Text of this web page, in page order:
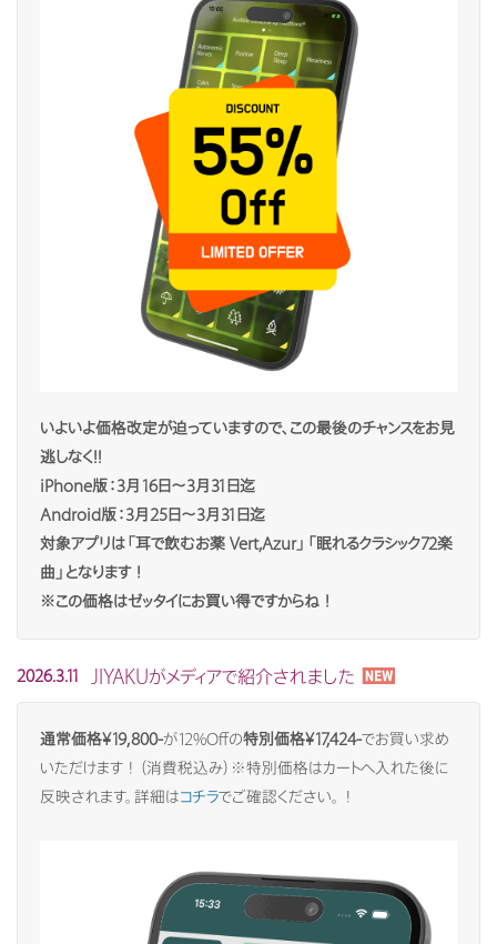
いよいよ価格改定が迫っていますので、この最後のチャンスをお見
逃しなく!!
iPhone版：3月16日〜3月31日迄
Android版：3月25日〜3月31日迄
対象アプリは「耳で飲むお薬 Vert,Azur」「眠れるクラシック72楽
曲」となります！
※この価格はゼッタイにお買い得ですからね！
2026.3.11 JIYAKUがメディアで紹介されました
通常価格¥19,800-が12%Offの特別価格¥17,424-でお買い求め
いただけます！（消費税込み）※特別価格はカートへ入れた後に
反映されます。詳細はコチラでご確認ください。！